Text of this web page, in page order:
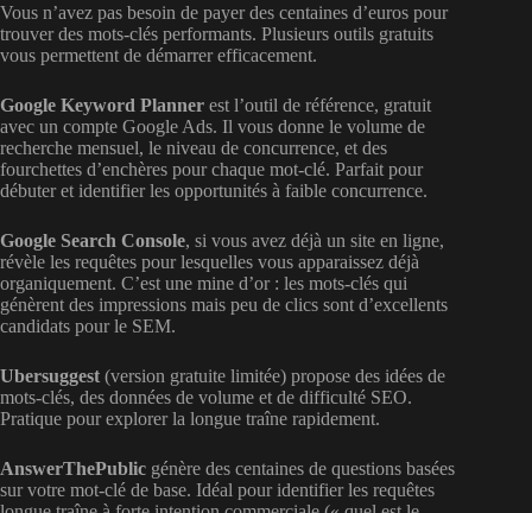
Vous n’avez pas besoin de payer des centaines d’euros pour
trouver des mots-clés performants. Plusieurs outils gratuits
vous permettent de démarrer efficacement.
Google Keyword Planner est l’outil de référence, gratuit
avec un compte Google Ads. Il vous donne le volume de
recherche mensuel, le niveau de concurrence, et des
fourchettes d’enchères pour chaque mot-clé. Parfait pour
débuter et identifier les opportunités à faible concurrence.
Google Search Console, si vous avez déjà un site en ligne,
révèle les requêtes pour lesquelles vous apparaissez déjà
organiquement. C’est une mine d’or : les mots-clés qui
génèrent des impressions mais peu de clics sont d’excellents
candidats pour le SEM.
Ubersuggest (version gratuite limitée) propose des idées de
mots-clés, des données de volume et de difficulté SEO.
Pratique pour explorer la longue traîne rapidement.
AnswerThePublic génère des centaines de questions basées
sur votre mot-clé de base. Idéal pour identifier les requêtes